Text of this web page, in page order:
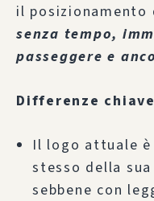
il posizionamento
senza tempo,
passeggere e
Differenze
Il logo attuale è
stesso della
sebbene con